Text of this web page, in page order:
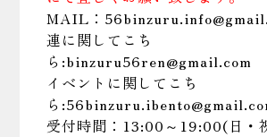
MAIL：
連に関してこち
ら:binzuru56ren@gmail.com
イベントに関してこち
ら
受付時間：13:00～19:00(日・